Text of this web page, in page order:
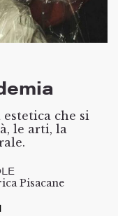
che si
le arti, la
Pisacane